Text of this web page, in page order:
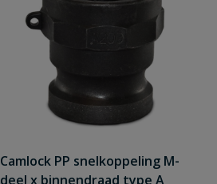
Camlock PP snelkoppeling M-
deel x binnendraad type A